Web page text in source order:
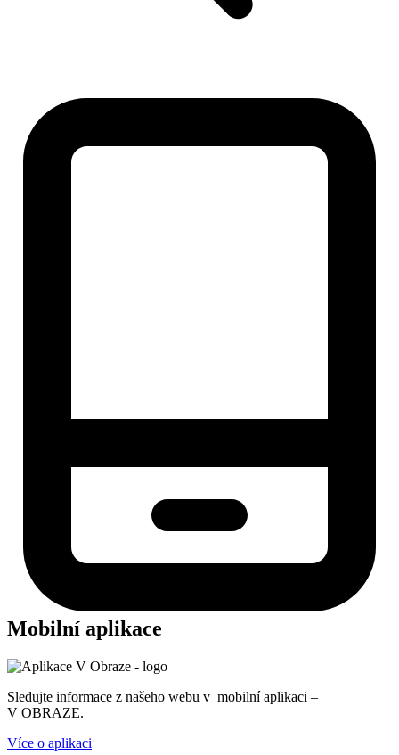
Mobilní aplikace
Sledujte informace z našeho webu v mobilní aplikaci –
V OBRAZE.
Více o aplikaci